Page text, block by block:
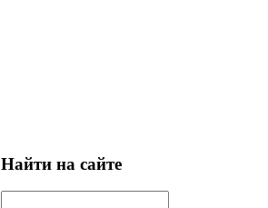
Найти на сайте